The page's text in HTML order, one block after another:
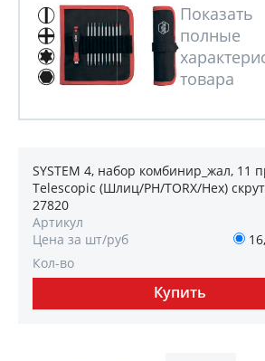
SYSTEM 4, набор комбинир_жал, 11
Telescopic (Шлиц/PH/TORX/Hex)
27820
Артикул
Цена за шт/руб
Кол-во